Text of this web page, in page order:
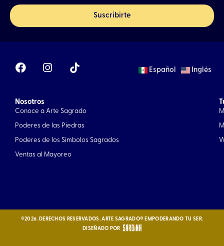
Suscribirte
F
a
b
o
o
I
n
g
r
a
Español Inglés
Nosotros
Conoce a Arte Sagrado
Poderes de las Piedras
Poderes de los Símbolos Sagrados
Ventas al Mayoreo
©2026. DERECHOS RESERVADOS. ARTE SAGRADO® EMPODERANDO TU SER.
DISEÑADO POR